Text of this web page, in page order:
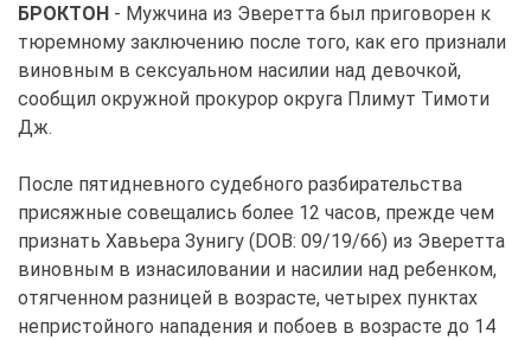
БРОКТОН - Мужчина из Эверетта был приговорен к
тюремному заключению после того, как его признали
виновным в сексуальном насилии над девочкой,
сообщил окружной прокурор округа Плимут Тимоти
Дж.
После пятидневного судебного разбирательства
присяжные совещались более 12 часов, прежде чем
признать Хавьера Зунигу (DOB: 09/19/66) из Эверетта
виновным в изнасиловании и насилии над ребенком,
отягченном разницей в возрасте, четырех пунктах
непристойного нападения и побоев в возрасте до 14